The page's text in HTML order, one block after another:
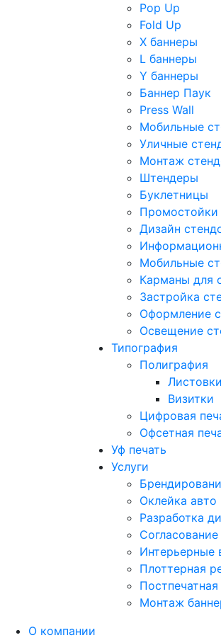
Pop Up
Fold Up
Х баннеры
L баннеры
Y баннеры
Баннер Паук
Press Wall
Мобильные
Уличные
Монтаж
Штендеры
Буклетницы
Промостойки
Дизайн
Мобильные
Карманы для
Застройка
Оформление
Освещение
Типография
Полиграфия
Листовки
Визитки
Цифровая
Офсетная
Уф печать
Услуги
Оклейка
Разработка
Интерьерные
Плоттерная
Монтаж
О компании